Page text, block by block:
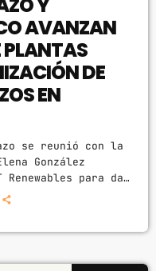
Y
AVANZAN
PLANTAS
DE
EN
se reunió con la
González
para dar
la Central